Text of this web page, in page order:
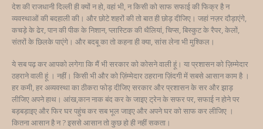
देश की राजधानी दिल्ली ही क्यों न हो, वहां भी, न किसी को साफ सफाई की फिक्र है न
व्यवस्थाओं की बदहाली की। और छोटे शहरों की तो बात ही छोड़ दीजिए। जहां नज़र दौड़ाएंगे,
कचड़े के ढेर, पान की पीक के निशान, प्लास्टिक की थैलियां, चिप्स, बिस्कुट के रैपर, केलों,
संतरों के छिलके पाएंगे। और बदबू का तो कहना ही क्या, सांस लेना भी मुश्किल।
ये सब पढ़ कर आपको लगेगा कि मैं भी सरकार को कोसने वाली हूं। या प्रशासन को ज़िम्मेदार
ठहराने वाली हूं । नहीं। किसी भी और को ज़िंम्मेदार ठहराना ज़िंदगी में सबसे आसान काम है ।
हर कमी, हर अव्यवस्था का ठीकरा फोड़ दीजिए सरकार और प्रशासन के सर और झाड़
लीजिए अपने हाथ। आंख,कान नाक बंद कर के जाइए ट्रेन के सफर पर, सफाई न होने पर
बड़बड़ाइए और फिर घर पहुंच कर सब भूल जाइए और अपने घर को साफ कर लीजिए ।
कितना आसान है न ? इससे आसान तो कुछ हो ही नहीं सकता।